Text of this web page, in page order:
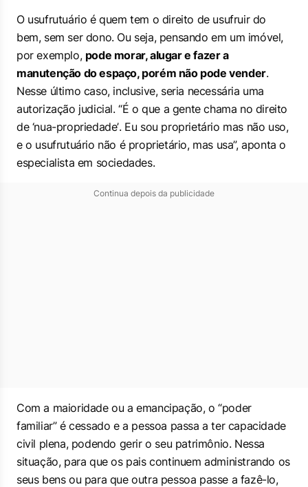
O usufrutuário é quem tem o direito de usufruir do
bem, sem ser dono. Ou seja, pensando em um imóvel,
por exemplo, pode morar, alugar e fazer a
manutenção do espaço, porém não pode vender.
Nesse último caso, inclusive, seria necessária uma
autorização judicial. “É o que a gente chama no direito
de ‘nua-propriedade’. Eu sou proprietário mas não uso,
e o usufrutuário não é proprietário, mas usa”, aponta o
especialista em sociedades.
Continua depois da publicidade
Com a maioridade ou a emancipação, o “poder
familiar” é cessado e a pessoa passa a ter capacidade
civil plena, podendo gerir o seu patrimônio. Nessa
situação, para que os pais continuem administrando os
seus bens ou para que outra pessoa passe a fazê-lo,